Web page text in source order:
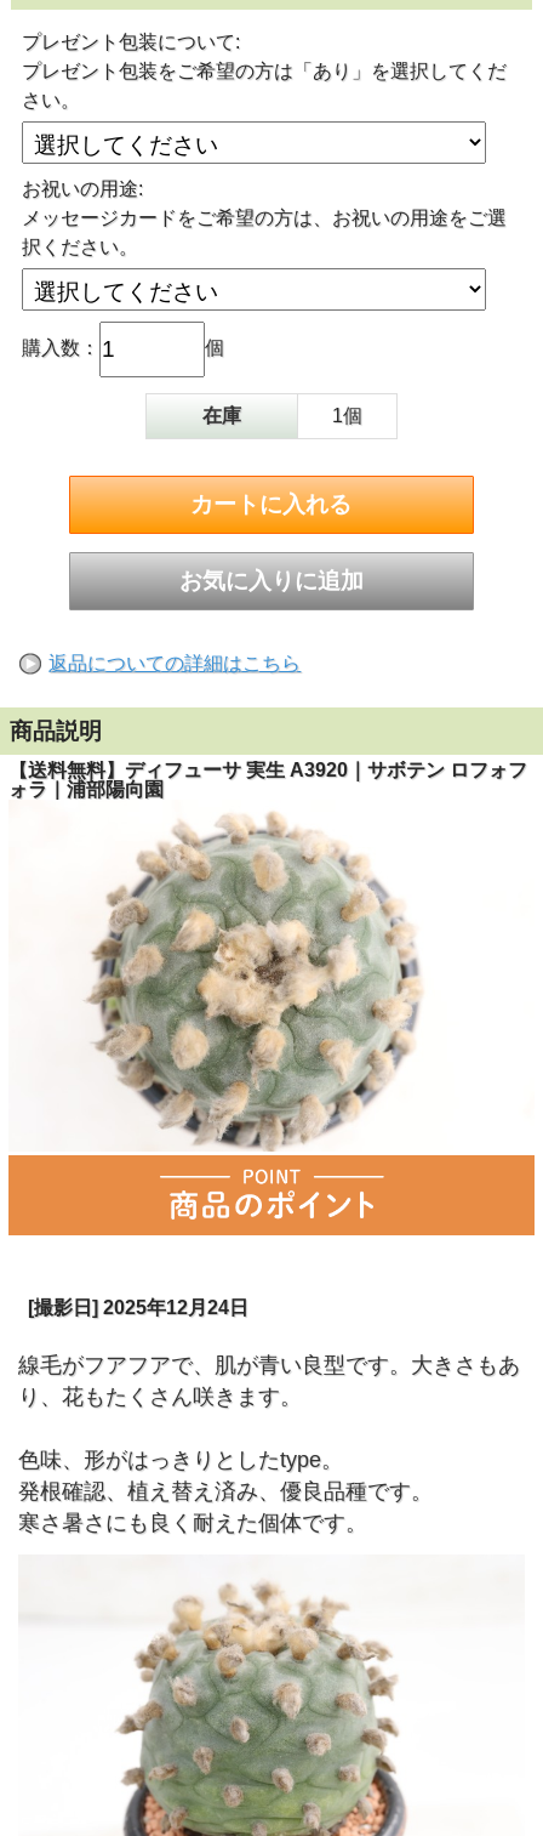
プレゼント包装について:
プレゼント包装をご希望の方は「あり」を選択してくだ
さい。
お祝いの用途:
メッセージカードをご希望の方は、お祝いの用途をご選
択ください。
購入数： 個
在庫 1個
返品についての詳細はこちら
商品説明
【送料無料】ディフューサ 実生 A3920｜サボテン ロフォフ
ォラ｜浦部陽向園
[撮影日] 2025年12月24日
線毛がフアフアで、肌が青い良型です。大きさもあ
り、花もたくさん咲きます。
色味、形がはっきりとしたtype。
発根確認、植え替え済み、優良品種です。
寒さ暑さにも良く耐えた個体です。